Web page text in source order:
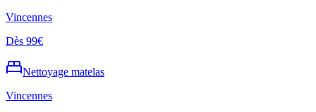
Vincennes
Dès 99€
Nettoyage matelas
Vincennes